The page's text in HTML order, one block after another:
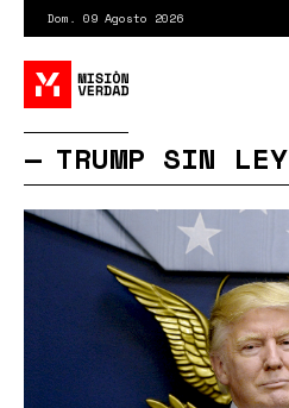
contenido
principal
Dom. 09 Agosto 2026
TRUMP SIN LEY